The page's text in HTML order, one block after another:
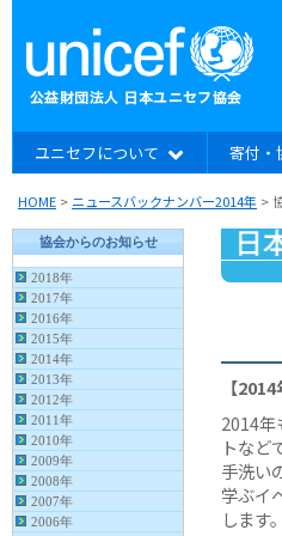
ユニセフについて 寄付・
HOME > ニュースバックナンバー2014年 >
【
2014年
トなど
手洗い
学ぶイ
します。